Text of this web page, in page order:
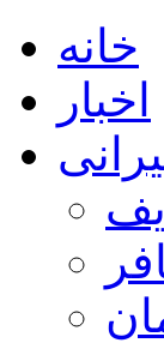
خانه
اخبار